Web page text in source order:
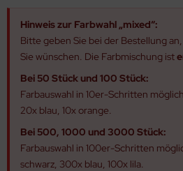
Hinweis zur Farbwahl „mixed“:
Bitte geben Sie bei der Bestellung
Sie wünschen. Die Farbmischung ist
Bei 50 Stück und 100 Stück:
Farbauswahl in 10er-Schritten
20x blau, 10x orange.
Bei 500, 1000 und 3000 Stück:
Farbauswahl in 100er-Schritten
schwarz, 300x blau, 100x lila.